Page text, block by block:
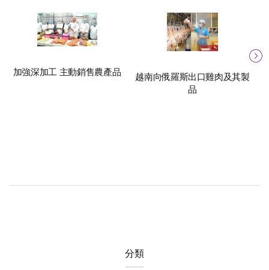
加強深加工 主動銷售農產品
越南向俄羅斯出口雞肉及其製
品
分類